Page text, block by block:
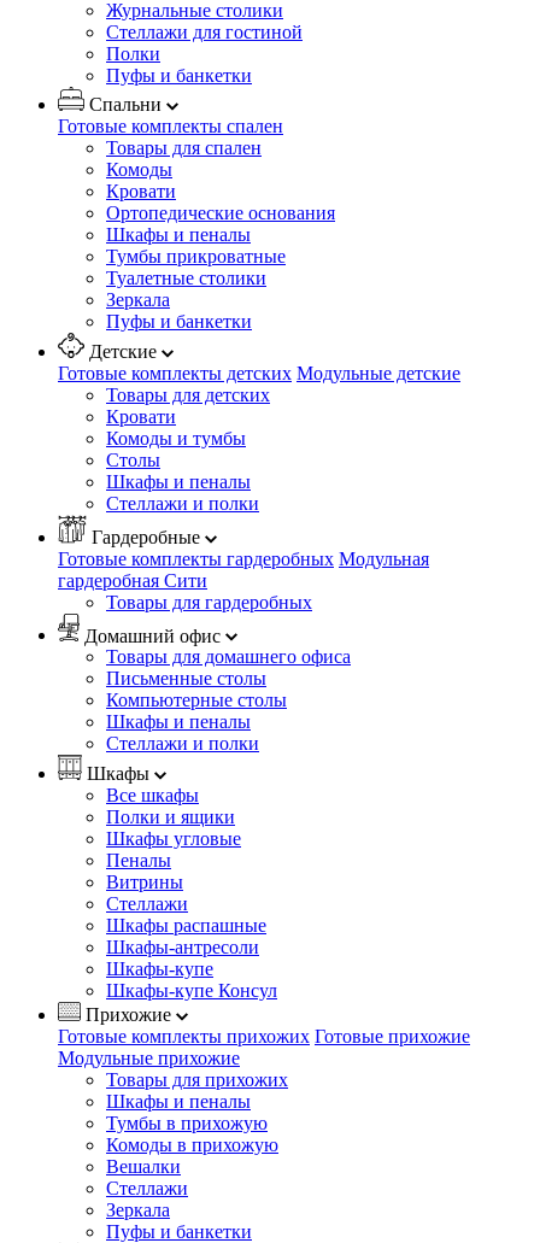
Журнальные столики
Стеллажи для гостиной
Полки
Пуфы и банкетки
Спальни
Готовые комплекты спален
Товары для спален
Комоды
Кровати
Ортопедические основания
Шкафы и пеналы
Тумбы прикроватные
Туалетные столики
Зеркала
Пуфы и банкетки
Детские
Готовые комплекты детских Модульные детские
Товары для детских
Кровати
Комоды и тумбы
Столы
Шкафы и пеналы
Стеллажи и полки
Гардеробные
Готовые комплекты гардеробных Модульная
гардеробная Сити
Товары для гардеробных
Домашний офис
Товары для домашнего офиса
Письменные столы
Компьютерные столы
Шкафы и пеналы
Стеллажи и полки
Шкафы
Все шкафы
Полки и ящики
Шкафы угловые
Пеналы
Витрины
Стеллажи
Шкафы распашные
Шкафы-антресоли
Шкафы-купе
Шкафы-купе Консул
Прихожие
Готовые комплекты прихожих Готовые прихожие
Модульные прихожие
Товары для прихожих
Шкафы и пеналы
Тумбы в прихожую
Комоды в прихожую
Вешалки
Стеллажи
Зеркала
Пуфы и банкетки